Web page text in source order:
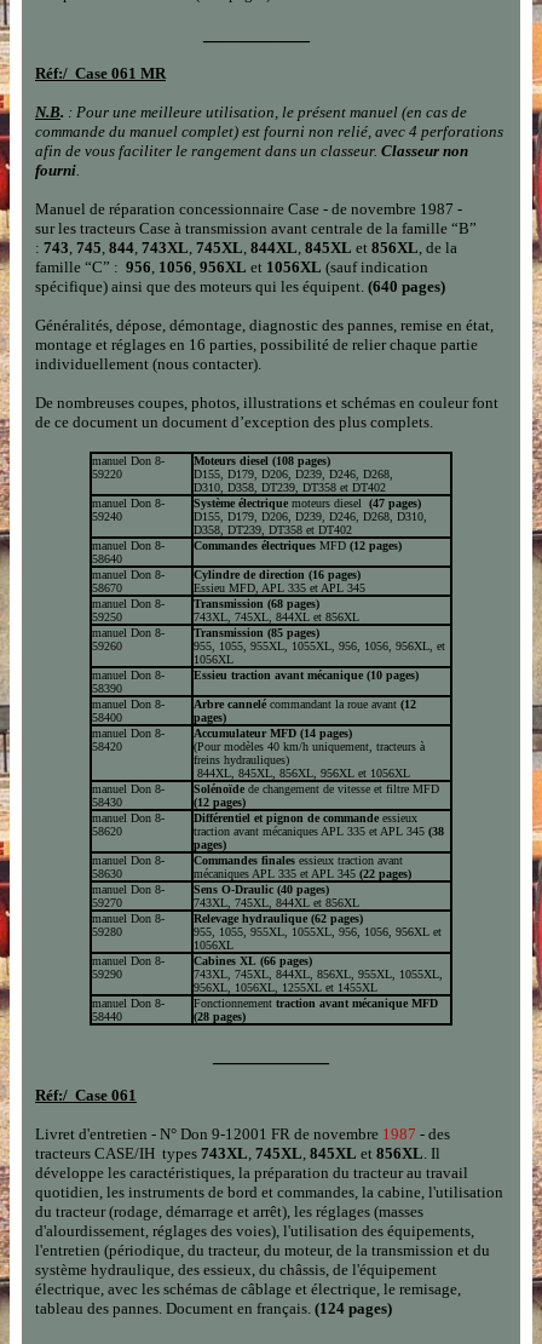
Réf:/ Case 061 MR
N.B. : Pour une meilleure utilisation, le présent manuel (en cas de
commande du manuel complet) est fourni non relié, avec 4 perforations
afin de vous faciliter le rangement dans un classeur. Classeur non
fourni.
Manuel de réparation concessionnaire Case - de novembre 1987 -
sur les tracteurs Case à transmission avant centrale de la famille “B”
: 743, 745, 844, 743XL, 745XL, 844XL, 845XL et 856XL, de la
famille “C” : 956, 1056, 956XL et 1056XL (sauf indication
spécifique) ainsi que des moteurs qui les équipent. (640 pages)
Généralités, dépose, démontage, diagnostic des pannes, remise en état,
montage et réglages en 16 parties, possibilité de relier chaque partie
individuellement (nous contacter).
De nombreuses coupes, photos, illustrations et schémas en couleur font
de ce document un document d’exception des plus complets.
manuel Don 8-
59220
Moteurs diesel (108 pages)
D155, D179, D206, D239, D246, D268,
D310, D358, DT239, DT358 et DT402
manuel Don 8-
59240
Système électrique moteurs diesel (47 pages)
D155, D179, D206, D239, D246, D268, D310,
D358, DT239, DT358 et DT402
manuel Don 8-
58640
Commandes électriques MFD (12 pages)
manuel Don 8-
58670
Cylindre de direction (16 pages)
Essieu MFD APL 335 et APL 345
manuel Don 8-
59250
Transmission (68 pages)
743XL, 745XL, 844XL et 856XL
manuel Don 8-
59260
Transmission (85 pages)
955, 1055, 955XL, 1055XL 956, 1056, 956XL, et
1056XL
manuel Don 8-
58390
Essieu traction avant mécanique (10 pages)
manuel Don 8-
58400
Arbre cannelé commandant la roue avant (12
pages)
manuel Don 8-
58420
Accumulateur MFD (14 pages)
(Pourmodèles 40 km/h uniquement, tracteurs à
freins hydrauliques)
844XL, 845XL, 856XL, 956XL et 1056XL
manuel Don 8-
58430
Solénoïde de changement de vitesse et filtre MFD
(12 pages)
manuel Don 8-
58620
Différentiel et pignon de commande essieux
traction avant mécaniques APL 335 et APL 345 (38
pages)
manuel Don 8-
58630
Commandes finales essieux traction avant
mécaniques APL 335 et APL 345 (22 pages)
manuel Don 8-
59270
Sens O-Draulic (40 pages)
743XL, 745XL, 844XL et 856XL
manuel Don 8-
59280
Relevage hydraulique (62 pages)
955, 1055, 955XL, 1055XL, 956, 1056, 956XL et
1056XL
manuel Don 8-
59290
Cabines XL (66 pages)
743XL, 745XL, 844XL, 856XL, 955XL, 1055XL,
956XL, 1056XL, 1255XL et 1455XL
manuel Don 8-
58440
Fonctionnement traction avant mécanique MFD
(28 pages)
Réf:/ Case 061
Livret d'entretien - N° Don 9-12001 FR de novembre 1987 - des
tracteurs CASE/IH types 743XL, 745XL, 845XL et 856XL. Il
développe les caractéristiques, la préparation du tracteur au travail
quotidien, les instruments de bord et commandes, la cabine, l'utilisation
du tracteur (rodage, démarrage et arrêt), les réglages (masses
d'alourdissement, réglages des voies), l'utilisation des équipements,
l'entretien (périodique, du tracteur, du moteur, de la transmission et du
système hydraulique, des essieux, du châssis, de l'équipement
électrique, avec les schémas de câblage et électrique, le remisage,
tableau des pannes. Document en français. (124 pages)